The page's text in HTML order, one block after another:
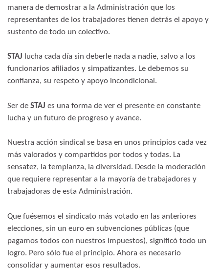
manera de demostrar a la Administración que los
representantes de los trabajadores tienen detrás el apoyo y
sustento de todo un colectivo.
STAJ lucha cada día sin deberle nada a nadie, salvo a los
funcionarios afiliados y simpatizantes. Le debemos su
confianza, su respeto y apoyo incondicional.
Ser de STAJ es una forma de ver el presente en constante
lucha y un futuro de progreso y avance.
Nuestra acción sindical se basa en unos principios cada vez
más valorados y compartidos por todos y todas. La
sensatez, la templanza, la diversidad. Desde la moderación
que requiere representar a la mayoría de trabajadores y
trabajadoras de esta Administración.
Que fuésemos el sindicato más votado en las anteriores
elecciones, sin un euro en subvenciones públicas (que
pagamos todos con nuestros impuestos), significó todo un
logro. Pero sólo fue el principio. Ahora es necesario
consolidar y aumentar esos resultados.